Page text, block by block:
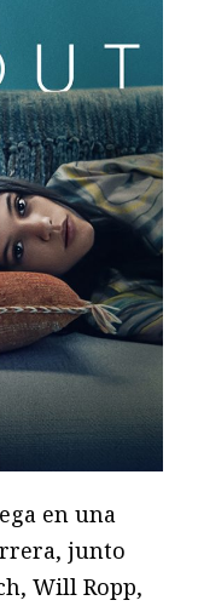
en una
junto
Will Ropp,